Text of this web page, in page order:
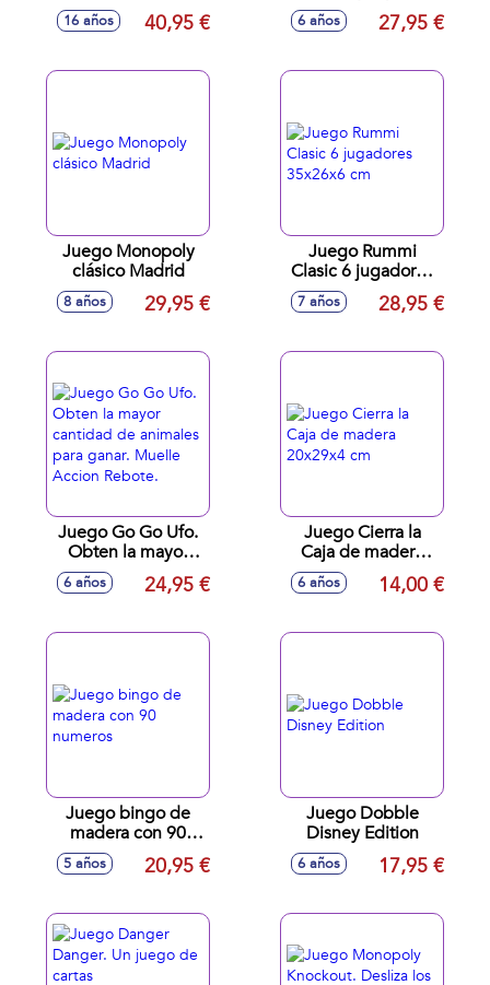
clásica 2400
preguntas
16 años 40,95 €
la solucion esta en
tu cabeza!
6 años 27,95 €
Juego Monopoly
clásico Madrid
8 años 29,95 €
Juego Rummi
Clasic 6 jugadores
35x26x6 cm
7 años 28,95 €
Juego Go Go Ufo.
Obten la mayor
cantidad de
animales para
Accion Rebote.
6 años 24,95 €
Juego Cierra la
Caja de madera
20x29x4 cm
6 años 14,00 €
Juego bingo de
madera con 90
numeros
5 años 20,95 €
Juego Dobble
Disney Edition
6 años 17,95 €